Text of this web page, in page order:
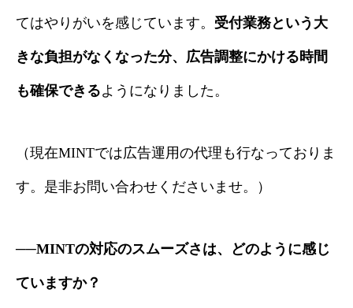
ブログ一覧
LINEお問い合わせ
てはやりがいを感じています。 受付業務という大
きな負担がなくなった分、広告調整にかける時間
も確保できるようになりました。
（現在MINTでは広告運用の代理も行なっておりま
す。是非お問い合わせくださいませ。）
──MINTの対応のスムーズさは、どのように感じ
ていますか？